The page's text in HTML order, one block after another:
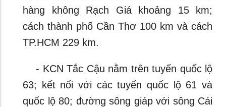
hàng không Rạch Giá khoảng 15 km;
cách thành phố Cần Thơ 100 km và cách
TP.HCM 229 km.
- KCN Tắc Cậu nằm trên tuyến quốc lộ
63; kết nối với các tuyến quốc lộ 61 và
quốc lộ 80; đường sông giáp với sông Cái